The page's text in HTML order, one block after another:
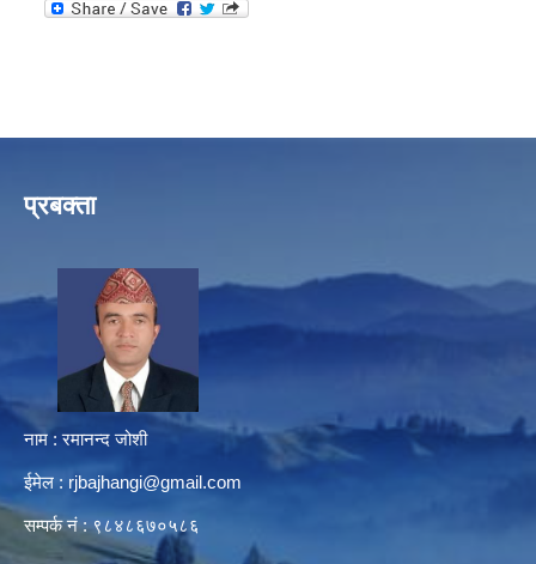
प्रबक्ता
नाम : रमानन्द जोशी
ईमेल : rjbajhangi@gmail.com
सम्पर्क नं : ९८४८६७०५८६